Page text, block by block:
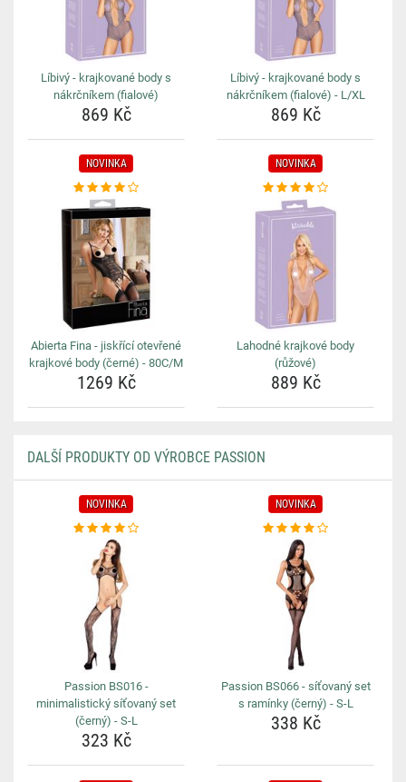
Líbivý - krajkované body s
nákrčníkem (fialové)
869 Kč
Líbivý - krajkované body s
nákrčníkem (fialové) - L/XL
869 Kč
NOVINKA
Abierta Fina - jiskřící otevřené
krajkové body (černé) - 80C/M
1269 Kč
NOVINKA
Lahodné krajkové body
(růžové)
889 Kč
DALŠÍ PRODUKTY OD VÝROBCE PASSION
NOVINKA
Passion BS016 -
minimalistický síťovaný set
(černý) - S-L
323 Kč
NOVINKA
Passion BS066 - síťovaný set
s ramínky (černý) - S-L
338 Kč